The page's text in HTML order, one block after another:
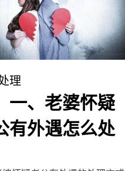
理
、老婆怀疑
有外遇怎么处